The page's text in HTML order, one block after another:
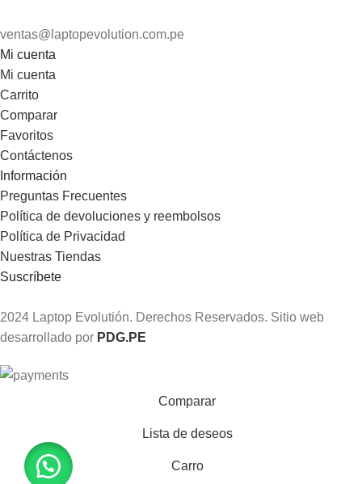
ventas@laptopevolution.com.pe
Mi cuenta
Mi cuenta
Carrito
Comparar
Favoritos
Contáctenos
Información
Preguntas Frecuentes
Política de devoluciones y reembolsos
Política de Privacidad
Nuestras Tiendas
Suscríbete
2024 Laptop Evolutión. Derechos Reservados. Sitio web
desarrollado por PDG.PE
Comparar
Lista de deseos
Carro